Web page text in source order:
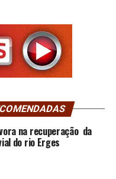
na recuperação da
do rio Erges